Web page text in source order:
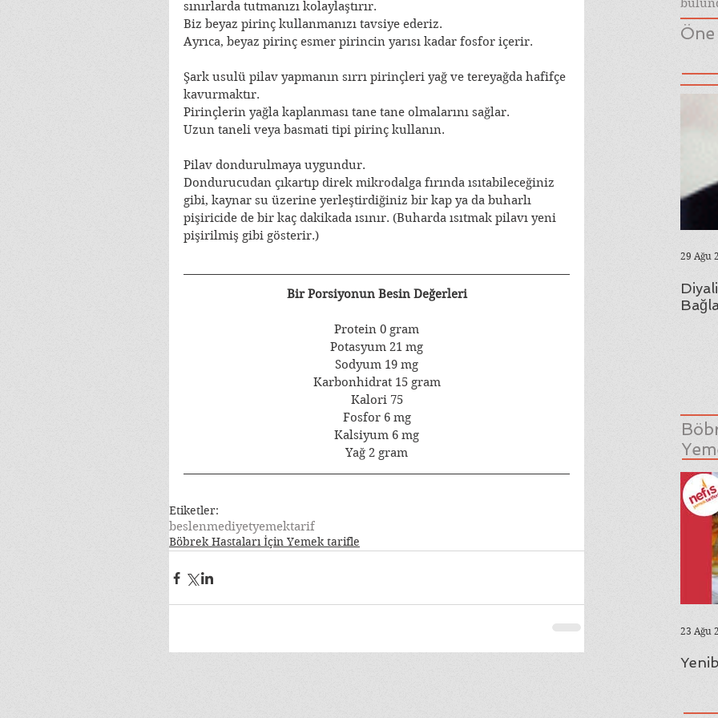
23 Ağu
sınırlarda tutmanızı kolaylaştırır.
Biz beyaz pirinç kullanmanızı tavsiye ederiz.
Ayrıca, beyaz pirinç esmer pirincin yarısı kadar fosfor içerir.
Şark usulü pilav yapmanın sırrı pirinçleri yağ ve tereyağda hafifçe
kavurmaktır.
Pirinçlerin yağla kaplanması tane tane olmalarını sağlar.
Uzun taneli veya basmati tipi pirinç kullanın.
Pilav dondurulmaya uygundur.
Dondurucudan çıkartıp direk mikrodalga fırında ısıtabileceğiniz
gibi, kaynar su üzerine yerleştirdiğiniz bir kap ya da buharlı
pişiricide de bir kaç dakikada ısınır. (Buharda ısıtmak pilavı yeni
pişirilmiş gibi gösterir.)
Bir Porsiyonun Besin Değerleri
Protein 0 gram
Potasyum 21 mg
Sodyum 19 mg
Karbonhidrat 15 gram
Kalori 75
Fosfor 6 mg
Kalsiyum 6 mg
Yağ 2 gram
Etiketler:
beslenmediyetyemektarif
Böbrek Hastaları İçin Yemek tarifle
29 Ağu